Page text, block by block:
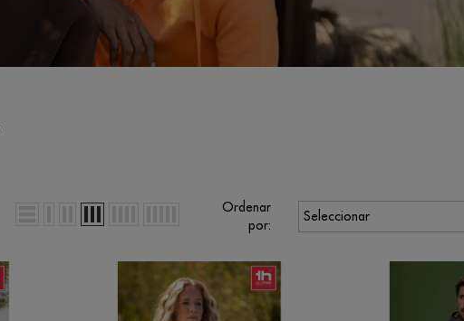
Ordenar
por:
Seleccionar